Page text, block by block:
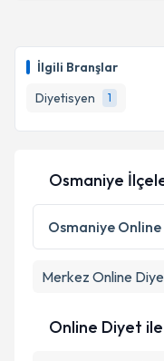
İlgili Branşlar
Diyetisyen
1
için bir takvim
bilgilendireceğiz.
E-posta
Kişisel
Metni 'ni
Osmaniye
Osmaniye
Merkez Online
Online Diyet